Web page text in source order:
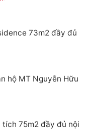
73m2 đầy đủ
hộ MT Nguyễn Hữu
tích 75m2 đầy đủ nội